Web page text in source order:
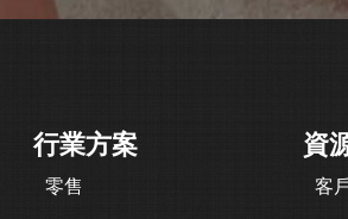
行業方案
零售
資
客